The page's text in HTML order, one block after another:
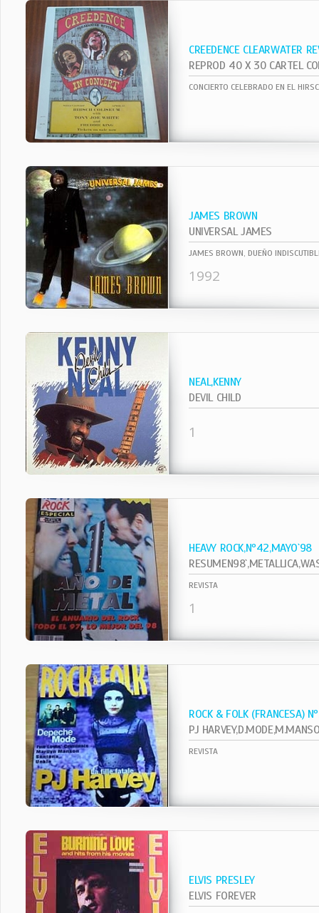
CREEDENCE CLEARWATER
CONCIERTO CELEBRADO EN EL
JAMES BROWN
UNIVERSAL JAMES
1992
NEAL,KENNY
DEVIL CHILD
1
HEAVY ROCK,Nº42,MAYO`98
REVISTA
1
ROCK & FOLK (FRANCESA)
REVISTA
ELVIS PRESLEY
ELVIS FOREVER